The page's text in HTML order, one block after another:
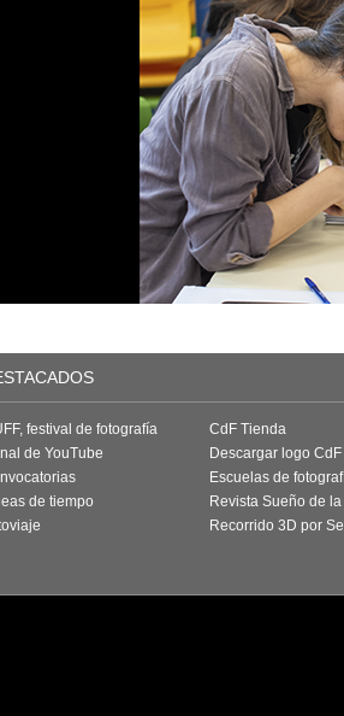
festival de fotografía
de YouTube
de tiempo
CdF Tienda
Descargar logo CdF
Escuelas de
Revista Sueño de
Recorrido 3D por